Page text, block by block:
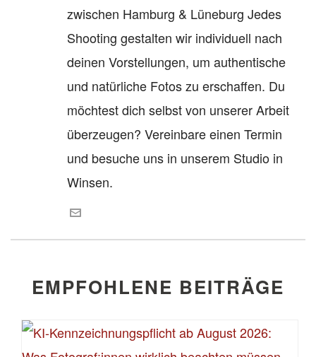
zwischen Hamburg & Lüneburg Jedes
Shooting gestalten wir individuell nach
deinen Vorstellungen, um authentische
und natürliche Fotos zu erschaffen. Du
möchtest dich selbst von unserer Arbeit
überzeugen? Vereinbare einen Termin
und besuche uns in unserem Studio in
Winsen.
EMPFOHLENE BEITRÄGE